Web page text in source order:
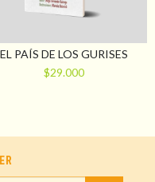
EL PAÍS DE LOS GURISES
$29.000